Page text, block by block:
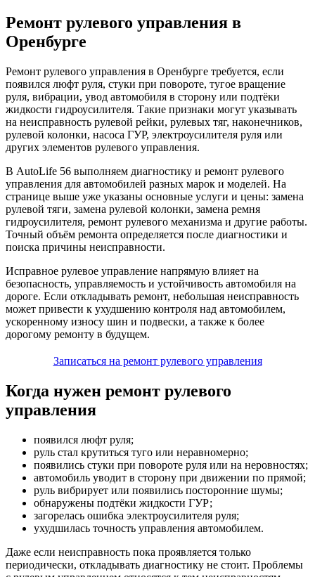
Ремонт рулевого управления в
Оренбурге
Ремонт рулевого управления в Оренбурге требуется, если
появился люфт руля, стуки при повороте, тугое вращение
руля, вибрации, увод автомобиля в сторону или подтёки
жидкости гидроусилителя. Такие признаки могут указывать
на неисправность рулевой рейки, рулевых тяг, наконечников,
рулевой колонки, насоса ГУР, электроусилителя руля или
других элементов рулевого управления.
В AutoLife 56 выполняем диагностику и ремонт рулевого
управления для автомобилей разных марок и моделей. На
странице выше уже указаны основные услуги и цены: замена
рулевой тяги, замена рулевой колонки, замена ремня
гидроусилителя, ремонт рулевого механизма и другие работы.
Точный объём ремонта определяется после диагностики и
поиска причины неисправности.
Исправное рулевое управление напрямую влияет на
безопасность, управляемость и устойчивость автомобиля на
дороге. Если откладывать ремонт, небольшая неисправность
может привести к ухудшению контроля над автомобилем,
ускоренному износу шин и подвески, а также к более
дорогому ремонту в будущем.
Записаться на ремонт рулевого управления
Когда нужен ремонт рулевого
управления
появился люфт руля;
руль стал крутиться туго или неравномерно;
появились стуки при повороте руля или на неровностях;
автомобиль уводит в сторону при движении по прямой;
руль вибрирует или появились посторонние шумы;
обнаружены подтёки жидкости ГУР;
загорелась ошибка электроусилителя руля;
ухудшилась точность управления автомобилем.
Даже если неисправность пока проявляется только
периодически, откладывать диагностику не стоит. Проблемы